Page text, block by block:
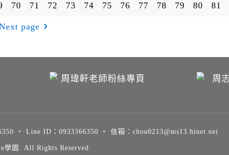
70 71 72 73 74 75 76 77 78 79 80 81
page
。 Line ID：0933366350 。 信箱：chou0213@ms13.hinet.net
學園. All Rights Reserved.